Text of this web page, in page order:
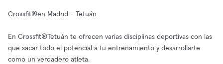
Crossfit®en Madrid - Tetuán
En Crossfit®Tetuán te ofrecen varias disciplinas deportivas con las
que sacar todo el potencial a tu entrenamiento y desarrollarte
como un verdadero atleta.